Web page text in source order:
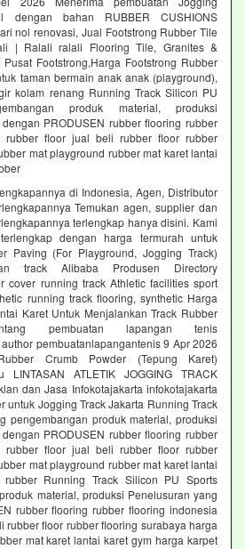
dengan bahan RUBBER CUSHIONS
nol renovasi, Jual Footstrong Rubber Tile
| Ralali ralali Flooring Tile, Granites &
Footstrong,Harga Footstrong Rubber
taman bermain anak anak (playground),
kolam renang Running Track Silicon PU
produk material, produksi
PRODUSEN rubber flooring rubber
rubber floor jual beli rubber floor rubber
mat playground rubber mat karet lantai
di Indonesia, Agen, Distributor
Temukan agen, supplier dan
terlengkap hanya disini. Kami
dengan harga termurah untuk
Paving (For Playground, Jogging Track)
track Alibaba Produsen Directory
cover running track Athletic facilities sport
running track flooring, synthetic Harga
Karet Untuk Menjalankan Track Rubber
pembuatan lapangan tenis
pembuatanlapangantenis 9 Apr 2026
Crumb Powder (Tepung Karet)
LINTASAN ATLETIK JOGGING TRACK
dan Jasa Infokotajakarta infokotajakarta
untuk Jogging Track Jakarta Running Track
pengembangan produk material, produksi
PRODUSEN rubber flooring rubber
rubber floor jual beli rubber floor rubber
mat playground rubber mat karet lantai
Running Track Silicon PU Sports
material, produksi Penelusuran yang
rubber flooring rubber flooring indonesia
rubber floor rubber flooring surabaya harga
mat karet lantai karet gym harga karpet